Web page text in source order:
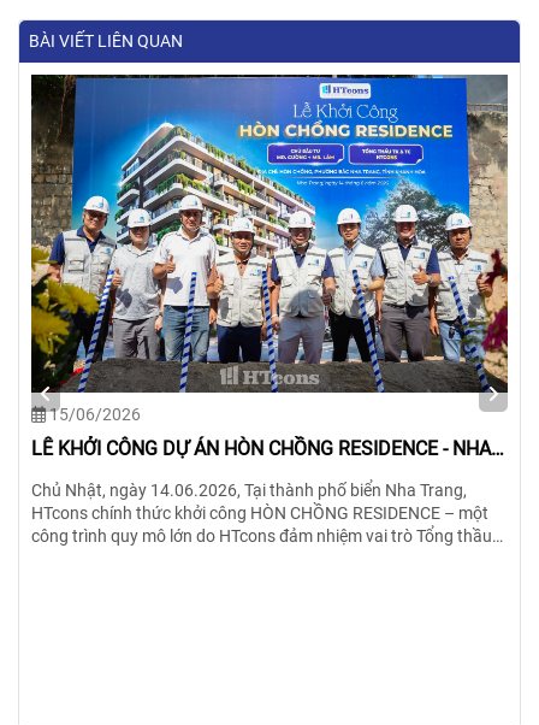
BÀI VIẾT LIÊN QUAN
15/06/2026
LỄ KHỞI CÔNG DỰ ÁN HÒN CHỒNG RESIDENCE - NHA
Chủ Nhật, ngày 14.06.2026, Tại thành phố biển Nha Trang,
HTcons chính thức khởi công HÒN CHỒNG RESIDENCE – một
công trình quy mô lớn do HTcons đảm nhiệm vai trò Tổng thầu